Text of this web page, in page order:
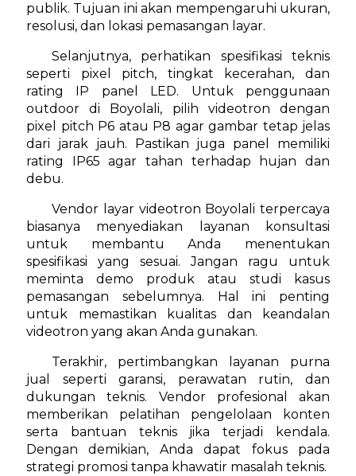
publik. Tujuan ini akan mempengaruhi ukuran,
resolusi, dan lokasi pemasangan layar.
Selanjutnya, perhatikan spesifikasi teknis
seperti pixel pitch, tingkat kecerahan, dan
rating IP panel LED. Untuk penggunaan
outdoor di Boyolali, pilih videotron dengan
pixel pitch P6 atau P8 agar gambar tetap jelas
dari jarak jauh. Pastikan juga panel memiliki
rating IP65 agar tahan terhadap hujan dan
debu.
Vendor layar videotron Boyolali terpercaya
biasanya menyediakan layanan konsultasi
untuk membantu Anda menentukan
spesifikasi yang sesuai. Jangan ragu untuk
meminta demo produk atau studi kasus
pemasangan sebelumnya. Hal ini penting
untuk memastikan kualitas dan keandalan
videotron yang akan Anda gunakan.
Terakhir, pertimbangkan layanan purna
jual seperti garansi, perawatan rutin, dan
dukungan teknis. Vendor profesional akan
memberikan pelatihan pengelolaan konten
serta bantuan teknis jika terjadi kendala.
Dengan demikian, Anda dapat fokus pada
strategi promosi tanpa khawatir masalah teknis.